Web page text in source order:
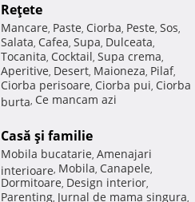
Reţete
Mancare, Paste, Ciorba, Peste, Sos,
Salata, Cafea, Supa, Dulceata,
Tocanita, Cocktail, Supa crema,
Aperitive, Desert, Maioneza, Pilaf,
Ciorba perisoare, Ciorba pui, Ciorba
burta, Ce mancam azi
Casă şi familie
Mobila bucatarie, Amenajari
interioare, Mobila, Canapele,
Dormitoare, Design interior,
Parenting, Jurnal de mama singura,